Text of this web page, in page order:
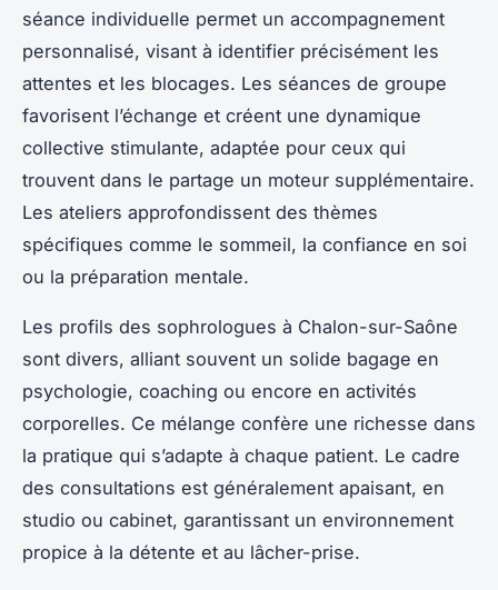
séance individuelle permet un accompagnement
personnalisé, visant à identifier précisément les
attentes et les blocages. Les séances de groupe
favorisent l’échange et créent une dynamique
collective stimulante, adaptée pour ceux qui
trouvent dans le partage un moteur supplémentaire.
Les ateliers approfondissent des thèmes
spécifiques comme le sommeil, la confiance en soi
ou la préparation mentale.
Les profils des sophrologues à Chalon-sur-Saône
sont divers, alliant souvent un solide bagage en
psychologie, coaching ou encore en activités
corporelles. Ce mélange confère une richesse dans
la pratique qui s’adapte à chaque patient. Le cadre
des consultations est généralement apaisant, en
studio ou cabinet, garantissant un environnement
propice à la détente et au lâcher-prise.